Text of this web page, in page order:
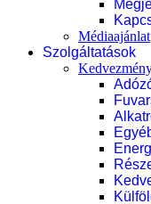
Médiaajánlat
Szolgáltatások